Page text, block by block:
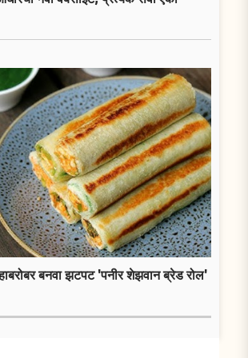
बनवा झटपट 'पनीर शेझवान ब्रेड रोल'